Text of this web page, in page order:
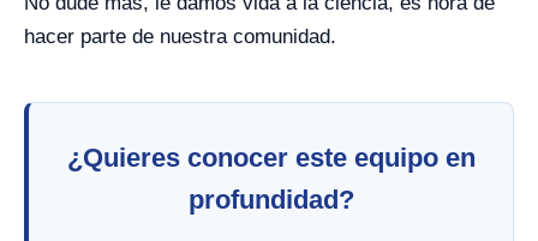
hacer parte de nuestra comunidad.
¿Quieres conocer este equipo en
profundidad?